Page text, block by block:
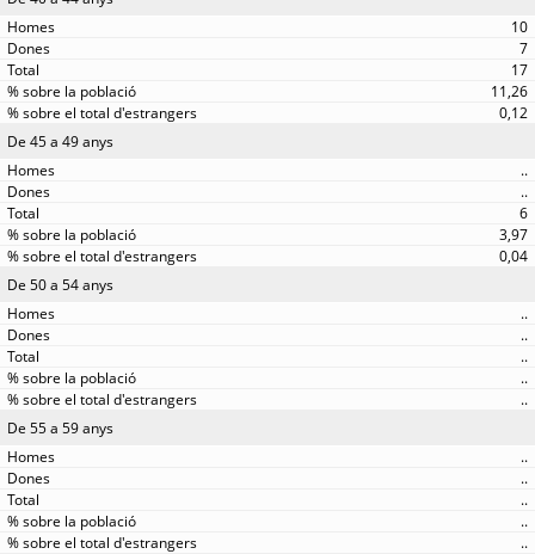
10
7
17
11,26
0,12
De 45 a 49 anys
..
..
6
3,97
0,04
De 50 a 54 anys
..
..
..
..
..
De 55 a 59 anys
..
..
..
..
..